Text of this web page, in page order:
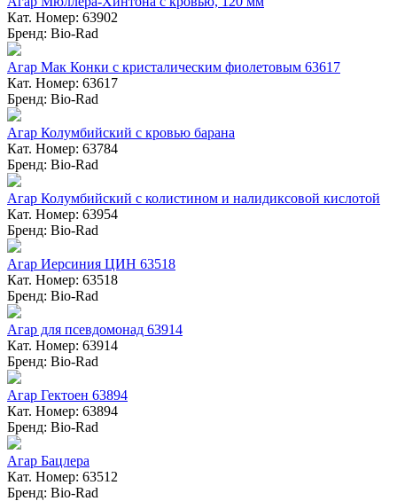
Кат. Номер: 63902
Бренд: Bio-Rad
Агар Мак Конки с кристалическим фиолетовым 63617
Кат. Номер: 63617
Бренд: Bio-Rad
Агар Колумбийский с кровью барана
Кат. Номер: 63784
Бренд: Bio-Rad
Агар Колумбийский с колистином и налидиксовой кислотой
Кат. Номер: 63954
Бренд: Bio-Rad
Агар Иерсиния ЦИН 63518
Кат. Номер: 63518
Бренд: Bio-Rad
Агар для псевдомонад 63914
Кат. Номер: 63914
Бренд: Bio-Rad
Агар Гектоен 63894
Кат. Номер: 63894
Бренд: Bio-Rad
Агар Бацлера
Кат. Номер: 63512
Бренд: Bio-Rad